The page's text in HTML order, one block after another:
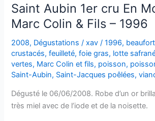
Saint Aubin 1er cru En
Marc Colin & Fils – 1996
2008, Dégustations /xav/1996, beaufort
crustacés,feuilleté,foie gras, lotte
vertes, Marc Colin et fils, poisson,
Saint-Aubin, Saint-Jacques poêlées,
Dégusté le 06/06/2008. Robe d’un or
très miel avec de l’iode et de la noisette.